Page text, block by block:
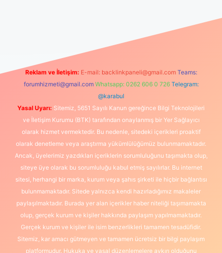
elexbetgiris.org
Reklam ve İletişim: E-mail: backlinkpaneli@gmail.com Teams:
forumhizmeti@gmail.com Whatsapp: 0262 606 0 726 Telegram:
@karabul
Yasal Uyarı: Sitemiz, 5651 Sayılı Kanun gereğince Bilgi Teknolojileri
ve İletişim Kurumu (BTK) tarafından onaylanmış bir Yer Sağlayıcı
olarak hizmet vermektedir. Bu nedenle, sitedeki içerikleri proaktif
olarak denetleme veya araştırma yükümlülüğümüz bulunmamaktadır.
Ancak, üyelerimiz yazdıkları içeriklerin sorumluluğunu taşımakta olup,
siteye üye olarak bu sorumluluğu kabul etmiş sayılırlar. Bu internet
sitesi, herhangi bir marka, kurum veya şahıs şirketi ile hiçbir bağlantısı
bulunmamaktadır. Sitede yalnızca kendi hazırladığımız makaleler
paylaşılmaktadır. Burada yer alan içerikler haber niteliği taşımamakta
olup, gerçek kurum ve kişiler hakkında paylaşım yapılmamaktadır.
Gerçek kurum ve kişiler ile isim benzerlikleri tamamen tesadüfidir.
Sitemiz, kar amacı gütmeyen ve tamamen ücretsiz bir bilgi paylaşım
platformudur. Hukuka ve yasal düzenlemelere aykırı olduğunu